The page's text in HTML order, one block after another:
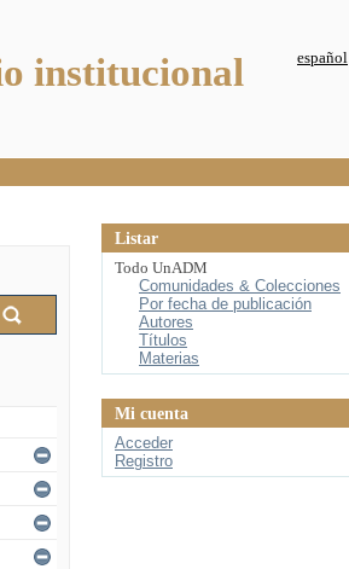
institucional
español
Listar
Todo UnADM
Comunidades & Colecciones
Por fecha de publicación
Autores
Títulos
Materias
Mi cuenta
Acceder
Registro